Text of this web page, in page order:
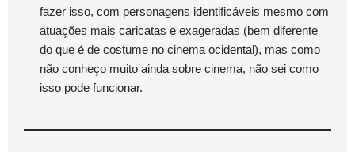
fazer isso, com personagens identificáveis mesmo com
atuações mais caricatas e exageradas (bem diferente
do que é de costume no cinema ocidental), mas como
não conheço muito ainda sobre cinema, não sei como
isso pode funcionar.